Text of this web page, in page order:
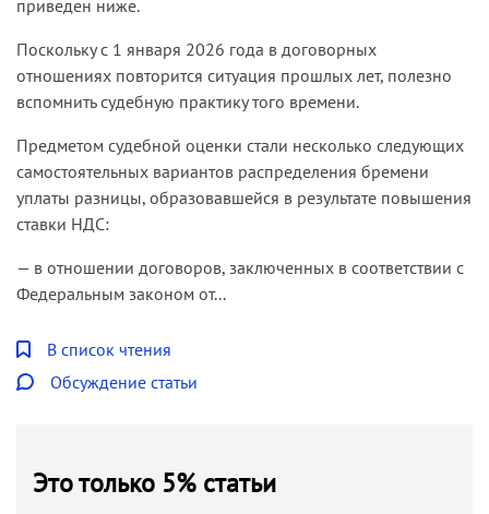
приведен ниже.
Поскольку с 1 января 2026 года в договорных
отношениях повторится ситуация прошлых лет, полезно
вспомнить судебную практику того времени.
Предметом судебной оценки стали несколько следующих
самостоятельных вариантов распределения бремени
уплаты разницы, образовавшейся в результате повышения
ставки НДС:
— в отношении договоров, заключенных в соответствии с
Федеральным законом от...
В список чтения
Обсуждение статьи
Это только 5% статьи